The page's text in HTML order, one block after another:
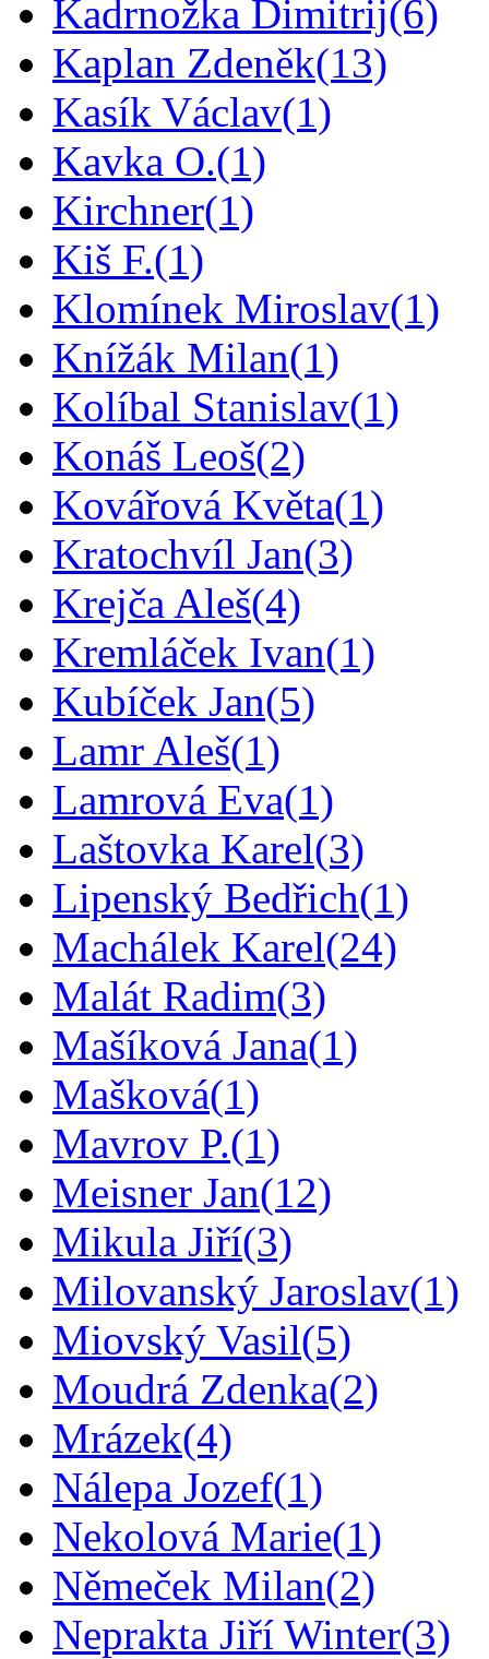
Kadrnožka Dimitrij(6)
Kaplan Zdeněk(13)
Kasík Václav(1)
Kavka O.(1)
Kirchner(1)
Kiš F.(1)
Klomínek Miroslav(1)
Knížák Milan(1)
Kolíbal Stanislav(1)
Konáš Leoš(2)
Kovářová Květa(1)
Kratochvíl Jan(3)
Krejča Aleš(4)
Kremláček Ivan(1)
Kubíček Jan(5)
Lamr Aleš(1)
Lamrová Eva(1)
Laštovka Karel(3)
Lipenský Bedřich(1)
Machálek Karel(24)
Malát Radim(3)
Mašíková Jana(1)
Mašková(1)
Mavrov P.(1)
Meisner Jan(12)
Mikula Jiří(3)
Milovanský Jaroslav(1)
Miovský Vasil(5)
Moudrá Zdenka(2)
Mrázek(4)
Nálepa Jozef(1)
Nekolová Marie(1)
Němeček Milan(2)
Neprakta Jiří Winter(3)